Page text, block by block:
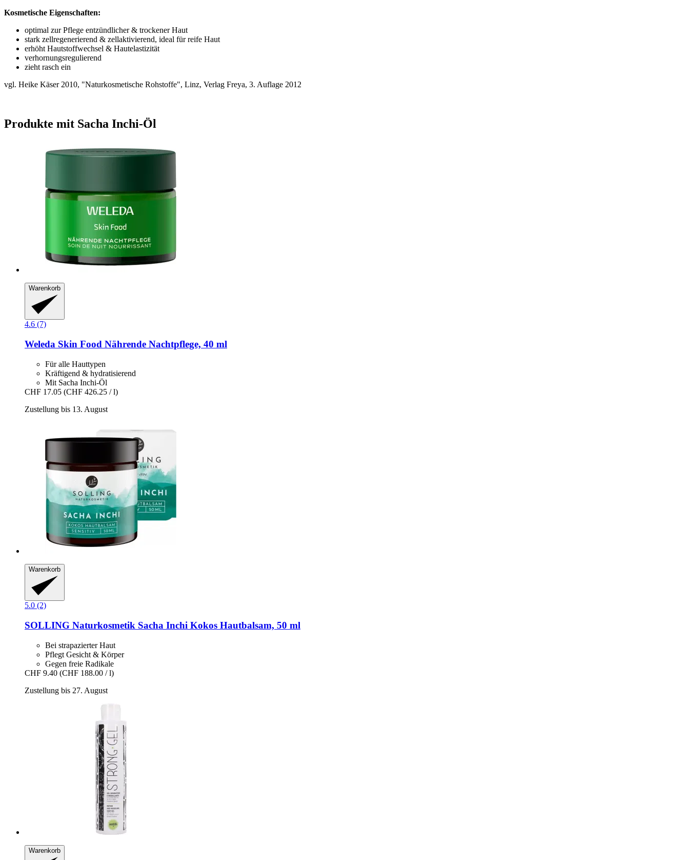
Kosmetische Eigenschaften:
optimal zur Pflege entzündlicher & trockener Haut
stark zellregenerierend & zellaktivierend, ideal für reife Haut
erhöht Hautstoffwechsel & Hautelastizität
verhornungsregulierend
zieht rasch ein
vgl. Heike Käser 2010, "Naturkosmetische Rohstoffe", Linz, Verlag Freya, 3. Auflage 2012
Produkte mit Sacha Inchi-Öl
Warenkorb
4.6 (7)
Weleda Skin Food Nährende Nachtpflege, 40 ml
Für alle Hauttypen
Kräftigend & hydratisierend
Mit Sacha Inchi-Öl
CHF 17.05 (CHF 426.25 / l)
Zustellung bis 13. August
Warenkorb
5.0 (2)
SOLLING Naturkosmetik Sacha Inchi Kokos Hautbalsam, 50 ml
Bei strapazierter Haut
Pflegt Gesicht & Körper
Gegen freie Radikale
CHF 9.40 (CHF 188.00 / l)
Zustellung bis 27. August
Warenkorb